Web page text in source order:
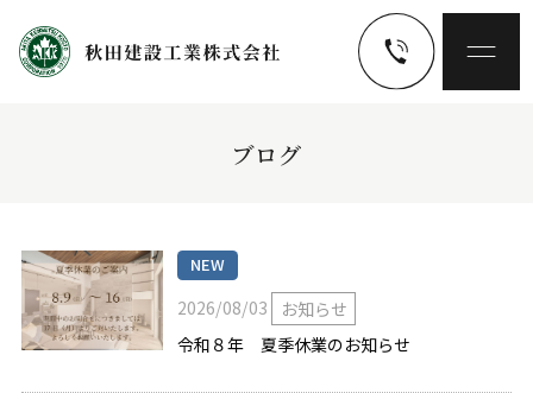
ブログ
NEW
2026/08/03
お知らせ
令和８年 夏季休業のお知らせ